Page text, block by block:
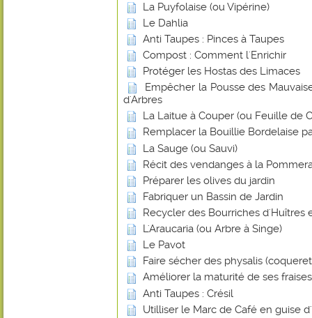
La Puyfolaise (ou Vipérine)
Le Dahlia
Anti Taupes : Pinces à Taupes
Compost : Comment l'Enrichir
Protéger les Hostas des Limaces
Empêcher la Pousse des
d'Arbres
La Laitue à Couper (ou Feuille de
Remplacer la Bouillie Bordelaise
La Sauge (ou Sauvi)
Récit des vendanges à la
Préparer les olives du jardin
Fabriquer un Bassin de Jardin
Recycler des Bourriches d'Huîtres
L'Araucaria (ou Arbre à Singe)
Le Pavot
Faire sécher des physalis
Améliorer la maturité de ses
Anti Taupes : Crésil
Utilliser le Marc de Café en guise